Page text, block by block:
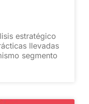
estratégico
llevadas
segmento